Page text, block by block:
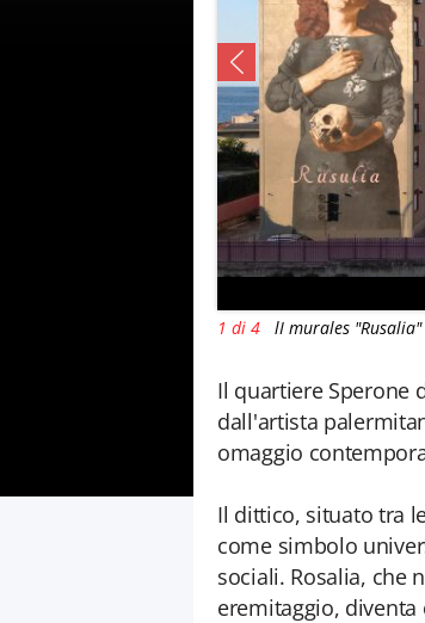
1 di 4 lI murales
Il quartiere Sperone
dall'artista
omaggio
Il dittico, situato tra
come simbolo
sociali. Rosalia, che
eremitaggio,